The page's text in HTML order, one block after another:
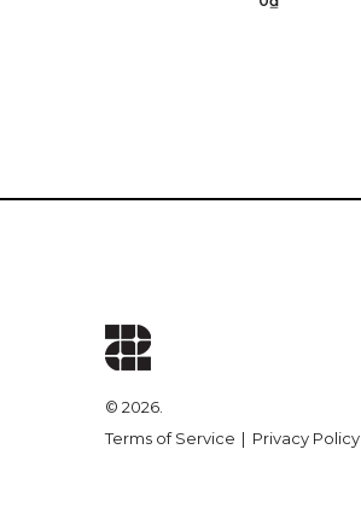
©️ 2026.
Terms of Service
Privacy Policy